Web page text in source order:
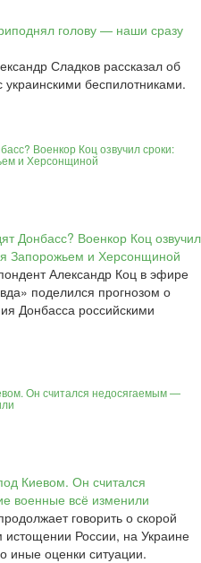
Сладков рассказал об
беспилотниками.
Военкор Коц озвучил сроки:
и Херсонщиной
Александр Коц в эфире
поделился прогнозом о
Донбасса российскими
Он считался недосягаемым —
говорить о скорой
России, на Украине
иные оценки ситуации.